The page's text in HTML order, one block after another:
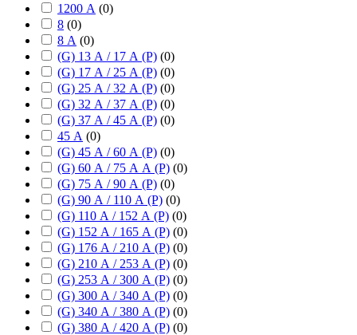
1200 А (0)
8 (0)
8 А (0)
(G) 13 А / 17 А (P) (0)
(G) 17 А / 25 А (P) (0)
(G) 25 А / 32 А (P) (0)
(G) 32 А / 37 А (P) (0)
(G) 37 А / 45 А (P) (0)
45 А (0)
(G) 45 А / 60 А (P) (0)
(G) 60 А / 75 А А (P) (0)
(G) 75 А / 90 А (P) (0)
(G) 90 А / 110 А (P) (0)
(G) 110 А / 152 А (P) (0)
(G) 152 А / 165 А (P) (0)
(G) 176 А / 210 А (P) (0)
(G) 210 А / 253 А (P) (0)
(G) 253 А / 300 А (P) (0)
(G) 300 А / 340 А (P) (0)
(G) 340 А / 380 А (P) (0)
(G) 380 А / 420 А (P) (0)